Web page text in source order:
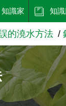
知識家 知
的澆水方法